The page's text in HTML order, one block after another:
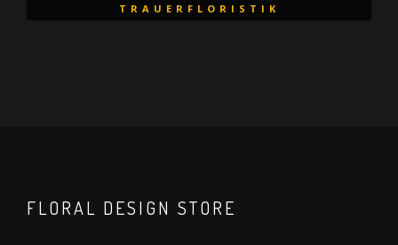
TRAUERFLORISTIK
FLORAL DESIGN STORE